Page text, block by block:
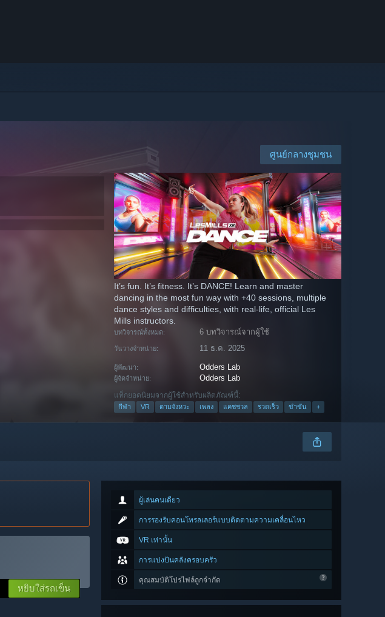
ศูนย์กลางชุมชน
It’s fun. It’s fitness. It’s DANCE! Learn and master
dancing in the most fun way with +40 sessions, multiple
dance styles and difficulties, with real-life, official Les
Mills instructors.
บทวิจารณ์ทั้งหมด: 6 บทวิจารณ์จากผู้ใช้
วันวางจำหน่าย: 11 ธ.ค. 2025
ผู้พัฒนา: Odders Lab
ผู้จัดจำหน่าย: Odders Lab
แท็กยอดนิยมจากผู้ใช้สำหรับผลิตภัณฑ์นี้:
กีฬา VR ตามจังหวะ เพลง แคชชวล รวดเร็ว ขำขัน +
ผู้เล่นคนเดียว
การรองรับคอนโทรลเลอร์แบบติดตามความเคลื่อนไหว
VR เท่านั้น
การแบ่งปันคลังครอบครัว
คุณสมบัติโปรไฟล์ถูกจำกัด
หยิบใส่รถเข็น